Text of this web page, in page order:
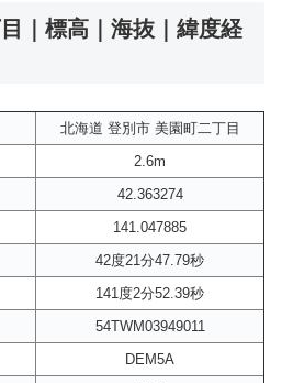
｜標高｜海抜｜緯度経
北海道 登別市 美園町二丁目
2.6m
42.363274
141.047885
42度21分47.79秒
141度2分52.39秒
54TWM03949011
DEM5A